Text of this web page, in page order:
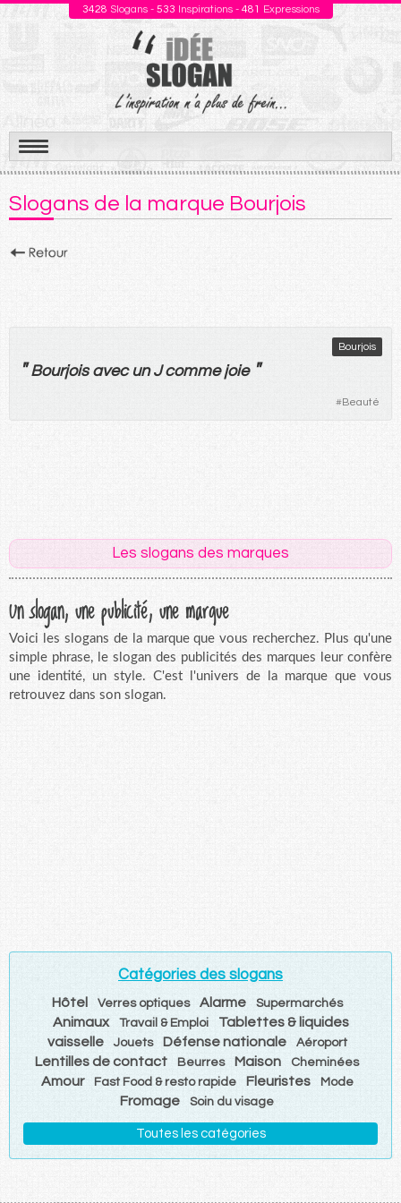
3428 Slogans - 533 Inspirations - 481 Expressions
Aller
au
contenu
Slogans de la marque Bourjois
Bourjois
"Bourjoisavec unJcomme joie "
#Beauté
Les slogans des marques
Un slogan, une publicité, une marque
Voici les slogans de la marque que vous recherchez. Plus qu'une
simple phrase, le slogan des publicités des marques leur confère
une identité, un style. C'est l'univers de la marque que vous
retrouvez dans son slogan.
Catégories des slogans
Hôtel Verres optiques Alarme Supermarchés
Animaux Travail & Emploi
Tablettes & liquides
vaisselle
Jouets Défense nationale Aéroport
Lentilles de contact Beurres Maison Cheminées
Amour Fast Food & resto rapide Fleuristes Mode
Fromage Soin du visage
Toutes les catégories